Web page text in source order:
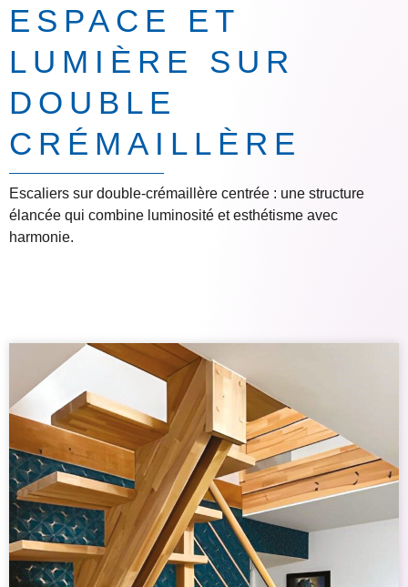
ESPACE ET
LUMIÈRE SUR
DOUBLE
CRÉMAILLÈRE
Escaliers sur double-crémaillère centrée : une structure
élancée qui combine luminosité et esthétisme avec
harmonie.